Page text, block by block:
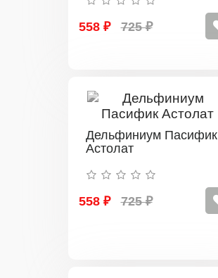
558 ₽ 725 ₽
Дельфиниум Пасифик
Астолат
558 ₽ 725 ₽